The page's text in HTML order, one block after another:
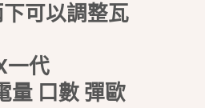
可以調整瓦
一代
量 口數 彈歐